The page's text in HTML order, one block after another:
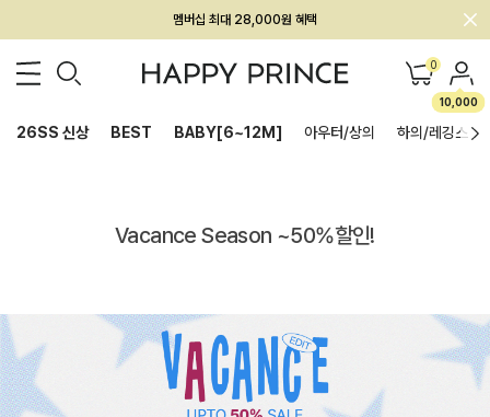
회원전용 아울렛, 가입하면 ~60% 할인!
멤버십 최대 28,000원 혜택 0
10,000
26SS 신상 BEST BABY[6~12M] 아우터/상의 하의/레깅스
Vacance Season ~50%할인!